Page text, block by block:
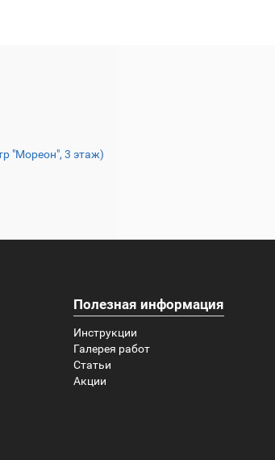
"Мореон", 3 этаж)
Полезная информация
Инструкции
Галерея работ
Статьи
Акции